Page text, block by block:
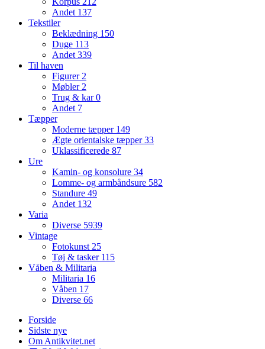
Andet 137
Tekstiler
Beklædning 150
Duge 113
Andet 339
Til haven
Figurer 2
Møbler 2
Trug & kar0
Andet 7
Tæpper
Moderne tæpper 149
Ægte orientalske tæpper33
Uklassificerede 87
Ure
Kamin- og konsolure 34
Lomme- og armbåndsure 582
Standure 49
Andet 132
Varia
Diverse 5939
Vintage
Fotokunst 25
Tøj & tasker 115
Våben & Militaria
Militaria 16
Våben 17
Diverse 66
Forside
Sidste nye
Om Antikvitet.net